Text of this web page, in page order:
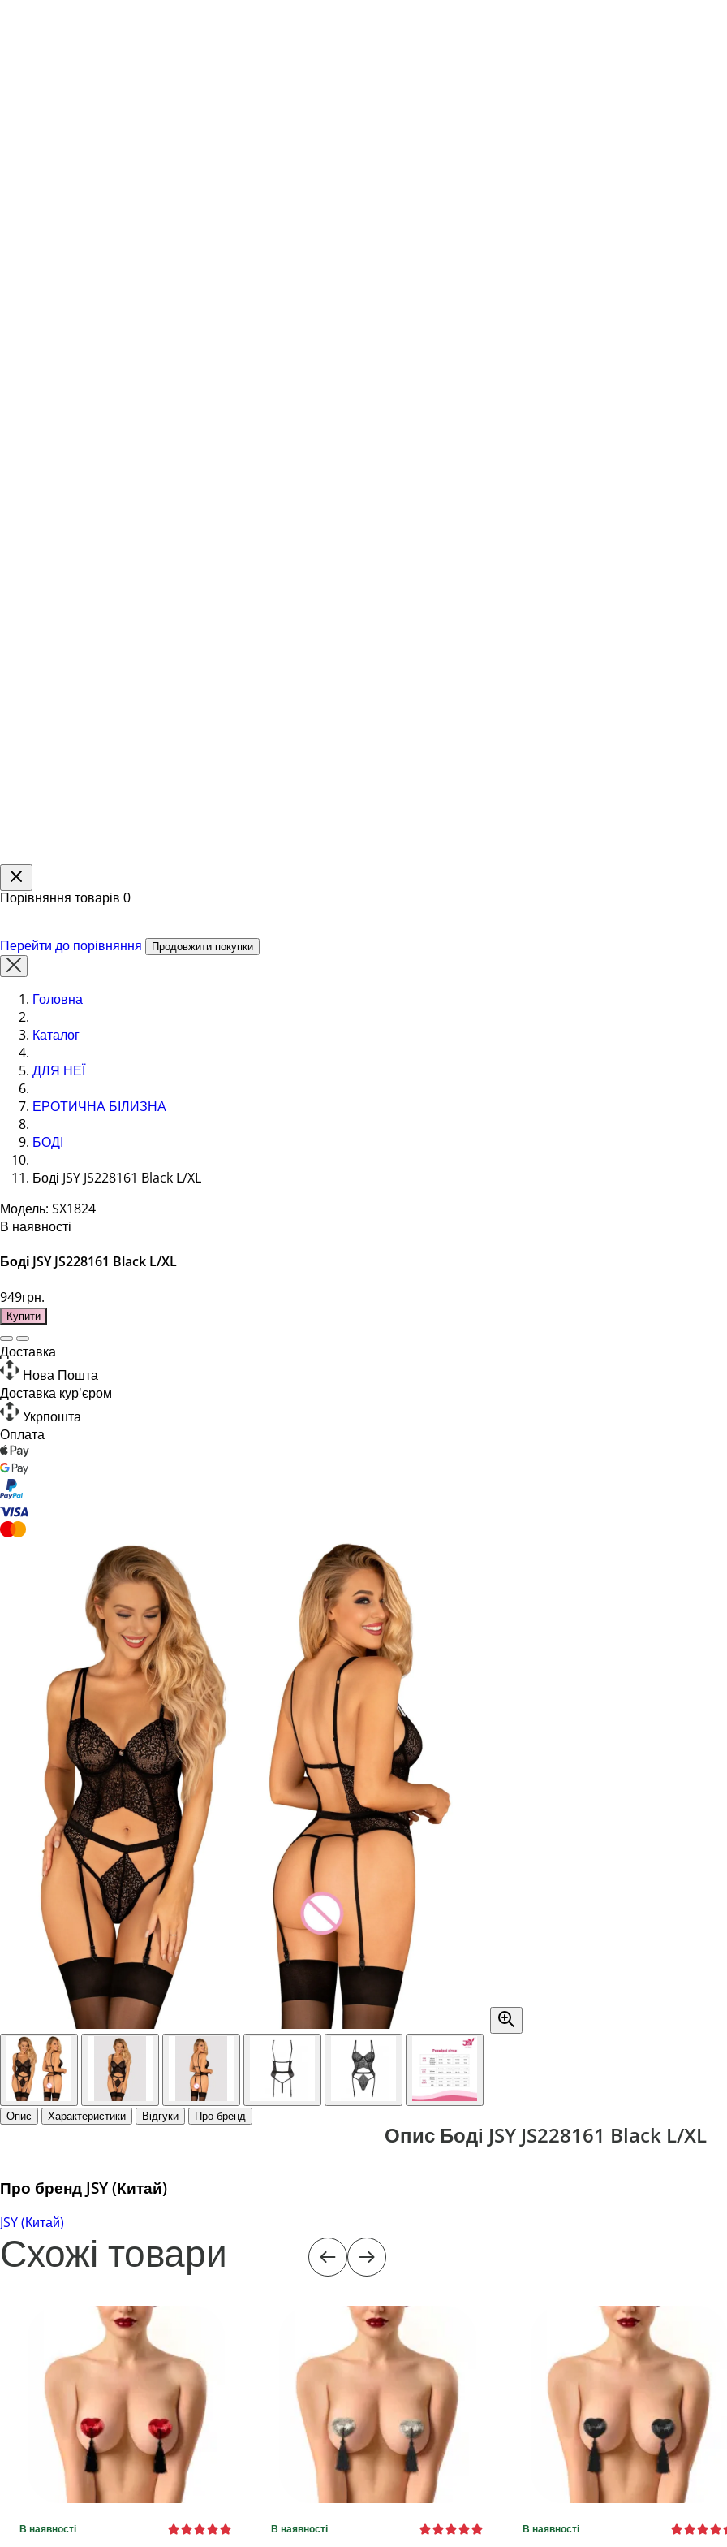
Порівняння товарів 0
Перейти до порівняння Продовжити покупки
Головна
Каталог
ДЛЯ НЕЇ
ЕРОТИЧНА БІЛИЗНА
БОДІ
Боді JSY JS228161 Black L/XL
Модель: SX1824
В наявності
Боді JSY JS228161 Black L/XL
949грн.
Купити
Доставка
Нова Пошта
Доставка кур'єром
Укрпошта
Оплата
Опис Характеристики Відгуки Про бренд
Опис Боді JSY JS228161 Black L/XL
Про бренд JSY (Китай)
JSY (Китай)
Схожі товари
В наявності В наявності В наявності